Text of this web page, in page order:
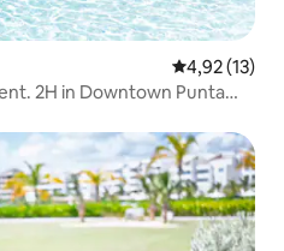
Gemiddelde
4,92 (13)
2H in Downtown Punta